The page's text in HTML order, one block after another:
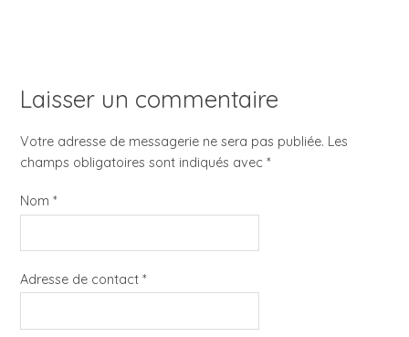
Laisser un commentaire
Votre adresse de messagerie ne sera pas publiée. Les
champs obligatoires sont indiqués avec*
Nom*
Adresse de contact*